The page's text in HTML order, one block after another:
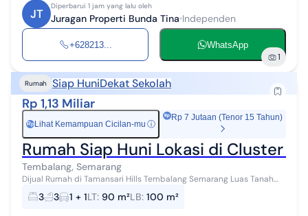
JT
Diperbarui 1 jam yang lalu oleh
Juragan Properti Bunda Tina Independen
+628213... WhatsApp
1
Rumah Siap HuniDekat Sekolah
Rp 1,13 Miliar
Rp Lihat Kemampuan Cicilan-mu ⓘ
Rp 7 Jutaan (Tenor 15 Tahun)
Rumah Siap Huni Lokasi di Cluster
Tembalang, Semarang
Dijual Rumah di Tamansari Hills Tembalang Semarang Luas Tanah
90 m² Luas Bangunan 100 m² Kamar Tidur 3 Kamar Mandi 3 Garasi /
Carport 1 Mo...
3 3 1 + 1LT: 90 m²LB: 100 m²